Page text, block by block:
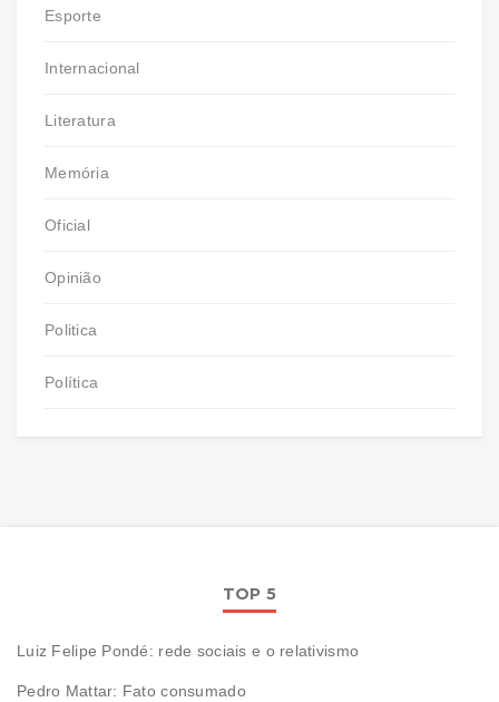
Esporte
Internacional
Literatura
Memória
Oficial
Opinião
Politica
Política
TOP 5
Luiz Felipe Pondé: rede sociais e o relativismo
Pedro Mattar: Fato consumado